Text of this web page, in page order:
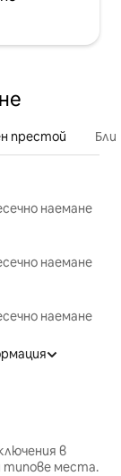
престой
наемане
наемане
наемане
в
типове места.